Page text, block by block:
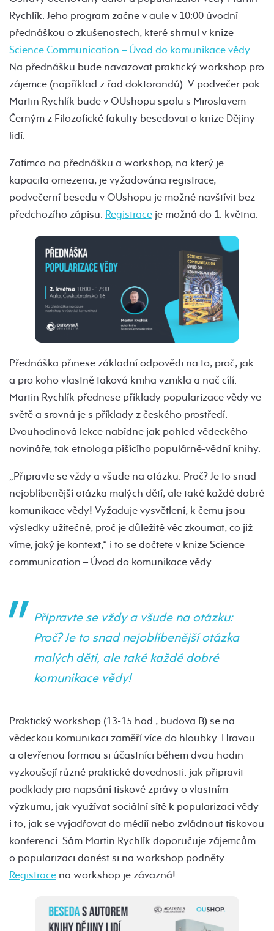
Rychlík. Jeho program začne v aule v 10:00 úvodní
přednáškou o zkušenostech, které shrnul v knize
Science Communication – Úvod do komunikace vědy.
Na přednášku bude navazovat praktický workshop pro
zájemce (například z řad doktorandů). V podvečer pak
Martin Rychlík bude v OUshopu spolu s Miroslavem
Černým z Filozofické fakulty besedovat o knize Dějiny
lidí.
Zatímco na přednášku a workshop, na který je
kapacita omezena, je vyžadována registrace,
podvečerní besedu v OUshopu je možné navštívit bez
předchozího zápisu. Registrace je možná do 1. května.
Přednáška přinese základní odpovědi na to, proč, jak
a pro koho vlastně taková kniha vznikla a nač cílí.
Martin Rychlík přednese příklady popularizace vědy ve
světě a srovná je s příklady z českého prostředí.
Dvouhodinová lekce nabídne jak pohled vědeckého
novináře, tak etnologa píšícího populárně-vědní knihy.
„Připravte se vždy a všude na otázku: Proč? Je to snad
nejoblíbenější otázka malých dětí, ale také každé dobré
komunikace vědy! Vyžaduje vysvětlení, k čemu jsou
výsledky užitečné, proč je důležité věc zkoumat, co již
víme, jaký je kontext,“ i to se dočtete v knize Science
communication – Úvod do komunikace vědy.
Připravte se vždy a všude na otázku:
Proč? Je to snad nejoblíbenější otázka
malých dětí, ale také každé dobré
komunikace vědy!
Praktický workshop (13-15 hod., budova B) se na
vědeckou komunikaci zaměří více do hloubky. Hravou
a otevřenou formou si účastníci během dvou hodin
vyzkoušejí různé praktické dovednosti: jak připravit
podklady pro napsání tiskové zprávy o vlastním
výzkumu, jak využívat sociální sítě k popularizaci vědy
i to, jak se vyjadřovat do médií nebo zvládnout tiskovou
konferenci. Sám Martin Rychlík doporučuje zájemcům
o popularizaci donést si na workshop podněty.
Registrace na workshop je závazná!